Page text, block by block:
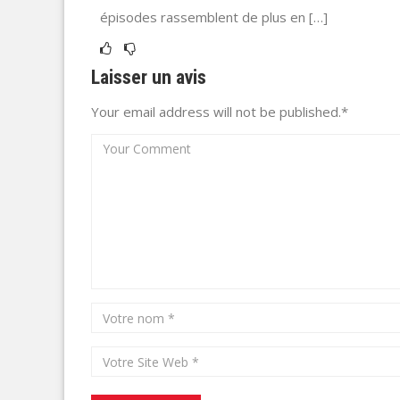
cesse de susciter l’intérêt auprès du public. La
épisodes rassemblent de plus en […]
Laisser un avis
Your email address will not be published.*